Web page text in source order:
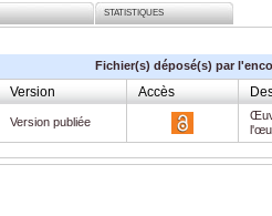
STATISTIQUES
Fichier(s) déposé(s) par
Version Accès
Version publiée